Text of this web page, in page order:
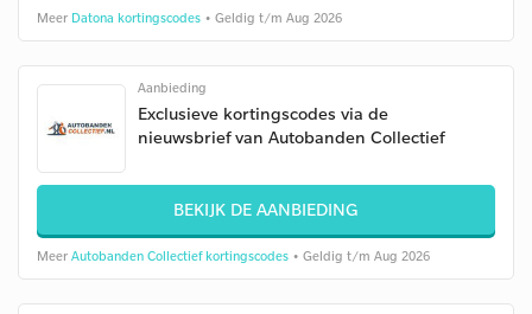
Meer Datona kortingscodes • Geldig t/m Aug 2026
Aanbieding
Exclusieve kortingscodes via de
nieuwsbrief van Autobanden Collectief
BEKIJK DE AANBIEDING
Meer Autobanden Collectief kortingscodes • Geldig t/m Aug 2026